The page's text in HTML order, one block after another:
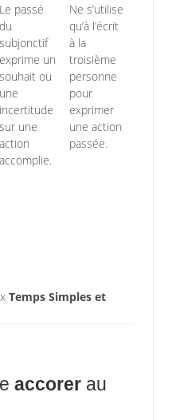
Le passé
du
subjonctif
exprime un
souhait ou
une
incertitude
sur une
action
accomplie.
Ne s’utilise
qu’à l’écrit
à la
troisième
personne
pour
exprimer
une action
passée.
Temps Simples et
accorerau